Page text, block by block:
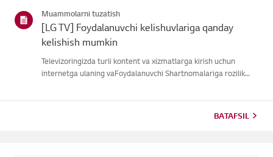
mumkin.Muammo tashqi quril...
Muammolarni tuzatish
[LG TV] Foydalanuvchi kelishuvlariga qanday
kelishish mumkin
Televizoringizda turli kontent va xizmatlarga kirish uchun
internetga ulaning vaFoydalanuvchi Shartnomalariga rozilik
BATAFSIL